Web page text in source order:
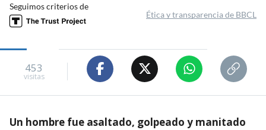
Seguimos criterios de
Ética y transparencia de BBCL
453
visitas
Un hombre fue asaltado, golpeado y manitado